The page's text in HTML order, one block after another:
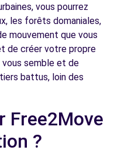
CONCEPT -
5.3
km
5.5
vous pourrez
les forêts domaniales,
mouvement que vous
de créer votre propre
vous semble et de
battus, loin des
Free2Move
?